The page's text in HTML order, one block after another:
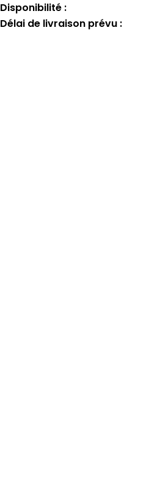
Disponibilité :
Délai de livraison prévu :